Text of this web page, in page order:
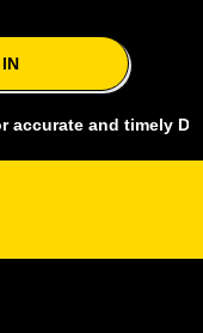
and timely Delhi